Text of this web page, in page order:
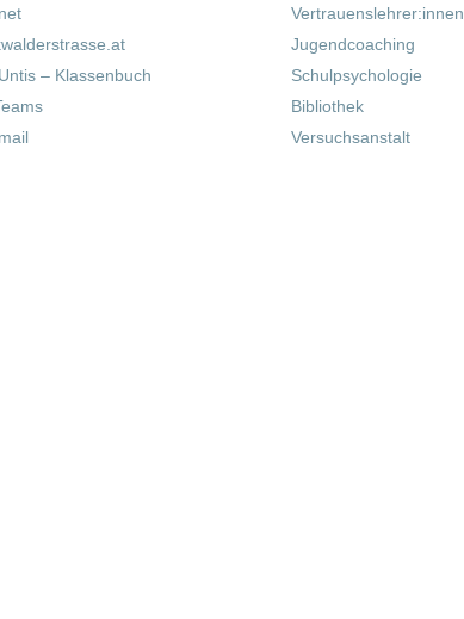
– Klassenbuch
Vertrauenslehrer:innen
Jugendcoaching
Schulpsychologie
Bibliothek
Versuchsanstalt